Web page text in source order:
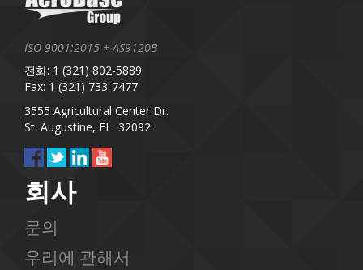
ISO 9001:2015 + AS9120B
전화: 1 (321) 802-5889
Fax: 1 (321) 733-7477
3555 Agricultural Center Dr.
St. Augustine, FL 32092
회사
문의
우리에 관해서